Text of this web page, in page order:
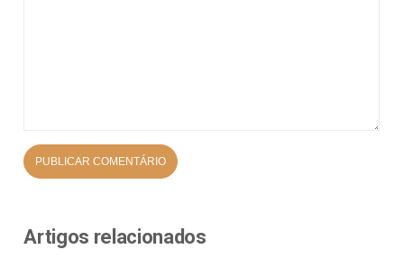
Artigos relacionados